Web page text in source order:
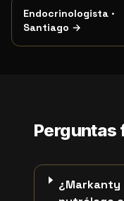
Endocrinologista ·
Santiago →
Perguntas
¿Markanty